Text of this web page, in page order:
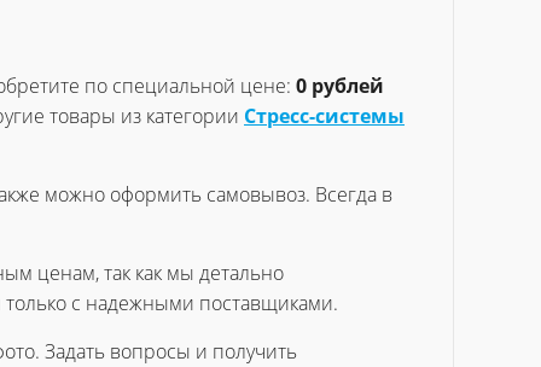
по специальной цене: 0 рублей
товары из категории Стресс-системы
можно оформить самовывоз. Всегда в
ценам, так как мы детально
с надежными поставщиками.
Задать вопросы и получить